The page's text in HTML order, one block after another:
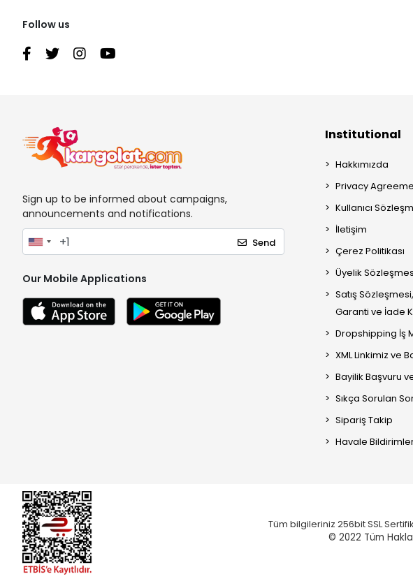
Follow us
Sign up to be informed about campaigns,
announcements and notifications.
Send
Our Mobile Applications
Institutional
Hakkımızda
Privacy
Kullanıcı
İletişim
Çerez Politikası
Üyelik
Satış
Garanti ve İade
Dropshipping İş
XML Linkimiz ve
Bayilik Başvuru
Sıkça Sorulan
Sipariş Takip
Havale
Tüm bilgileriniz 256bit SSL
© 2022 Tüm